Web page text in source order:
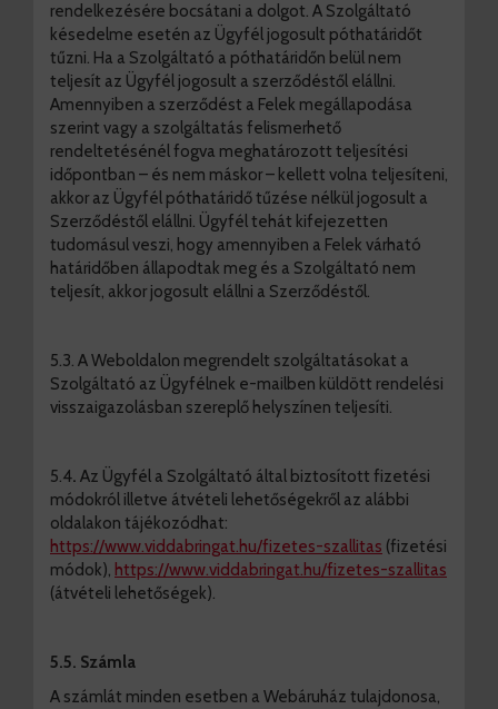
rendelkezésére bocsátani a dolgot. A Szolgáltató
késedelme esetén az Ügyfél jogosult póthatáridőt
tűzni. Ha a Szolgáltató a póthatáridőn belül nem
teljesít az Ügyfél jogosult a szerződéstől elállni.
Amennyiben a szerződést a Felek megállapodása
szerint vagy a szolgáltatás felismerhető
rendeltetésénél fogva meghatározott teljesítési
időpontban – és nem máskor – kellett volna teljesíteni,
akkor az Ügyfél póthatáridő tűzése nélkül jogosult a
Szerződéstől elállni. Ügyfél tehát kifejezetten
tudomásul veszi, hogy amennyiben a Felek várható
határidőben állapodtak meg és a Szolgáltató nem
teljesít, akkor jogosult elállni a Szerződéstől.
5.3. A Weboldalon megrendelt szolgáltatásokat a
Szolgáltató az Ügyfélnek e-mailben küldött rendelési
visszaigazolásban szereplő helyszínen teljesíti.
5.4. Az Ügyfél a Szolgáltató által biztosított fizetési
módokról illetve átvételi lehetőségekről az alábbi
oldalakon tájékozódhat:
https://www.viddabringat.hu/fizetes-szallitas (fizetési
módok), https://www.viddabringat.hu/fizetes-szallitas
(átvételi lehetőségek).
5.5. Számla
A számlát minden esetben a Webáruház tulajdonosa,